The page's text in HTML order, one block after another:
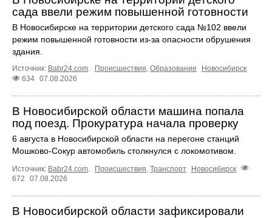
сада ввели режим повышенной готовности
В Новосибирске на территории детского сада №102 ввели
режим повышенной готовности из-за опасности обрушения
здания.
Источник: Babr24.com. Происшествия, Образование
Новосибирск
634 07.08.2026
В Новосибирской области машина попала
под поезд. Прокуратура начала проверку
6 августа в Новосибирской области на перегоне станций
Мошково-Сокур автомобиль столкнулся с локомотивом.
Источник: Babr24.com Происшествия Транспорт
Новосибирск
672
07.08.2026
В Новосибирской области зафиксировали